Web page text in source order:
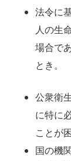
法令に
人の生
場合で
とき。
公衆衛
に特に
ことが
国の機